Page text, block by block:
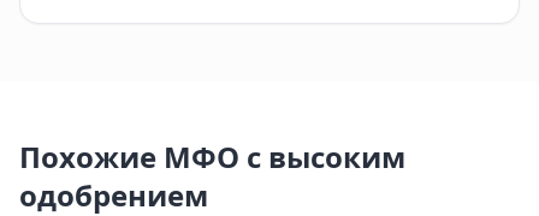
Похожие МФО с высоким
одобрением